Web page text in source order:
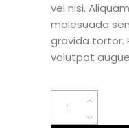
vel nisi.
malesuada
gravida tortor.
volutpat
Quantity